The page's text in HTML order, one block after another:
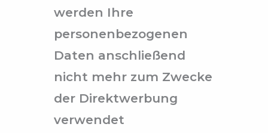
werden Ihre
personenbezogenen
Daten anschließend
nicht mehr zum Zwecke
der Direktwerbung
verwendet